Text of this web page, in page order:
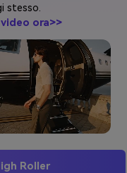
stesso.
ora>>
Roller